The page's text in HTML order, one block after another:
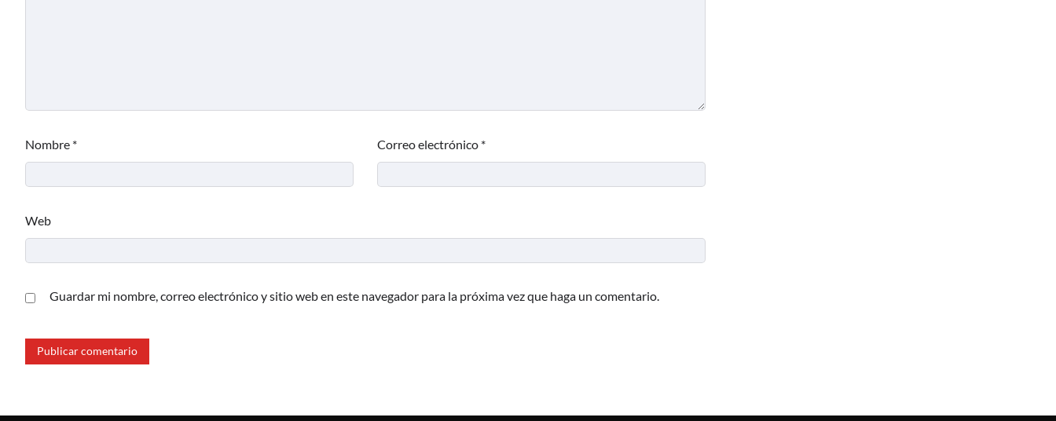
Nombre * Correo electrónico *
Web
Guardar mi nombre, correo electrónico y sitio web en este navegador para la próxima vez que haga un comentario.